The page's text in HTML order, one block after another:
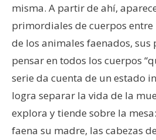
misma. A partir de ahí,
primordiales de cuerpos
de los animales faenados, sus
pensar en todos los cuerpos
serie da cuenta de un estado
logra separar la vida de la
explora y tiende sobre la
faena su madre, las cabezas